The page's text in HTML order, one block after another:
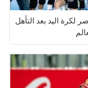
اليد بعد التأهل